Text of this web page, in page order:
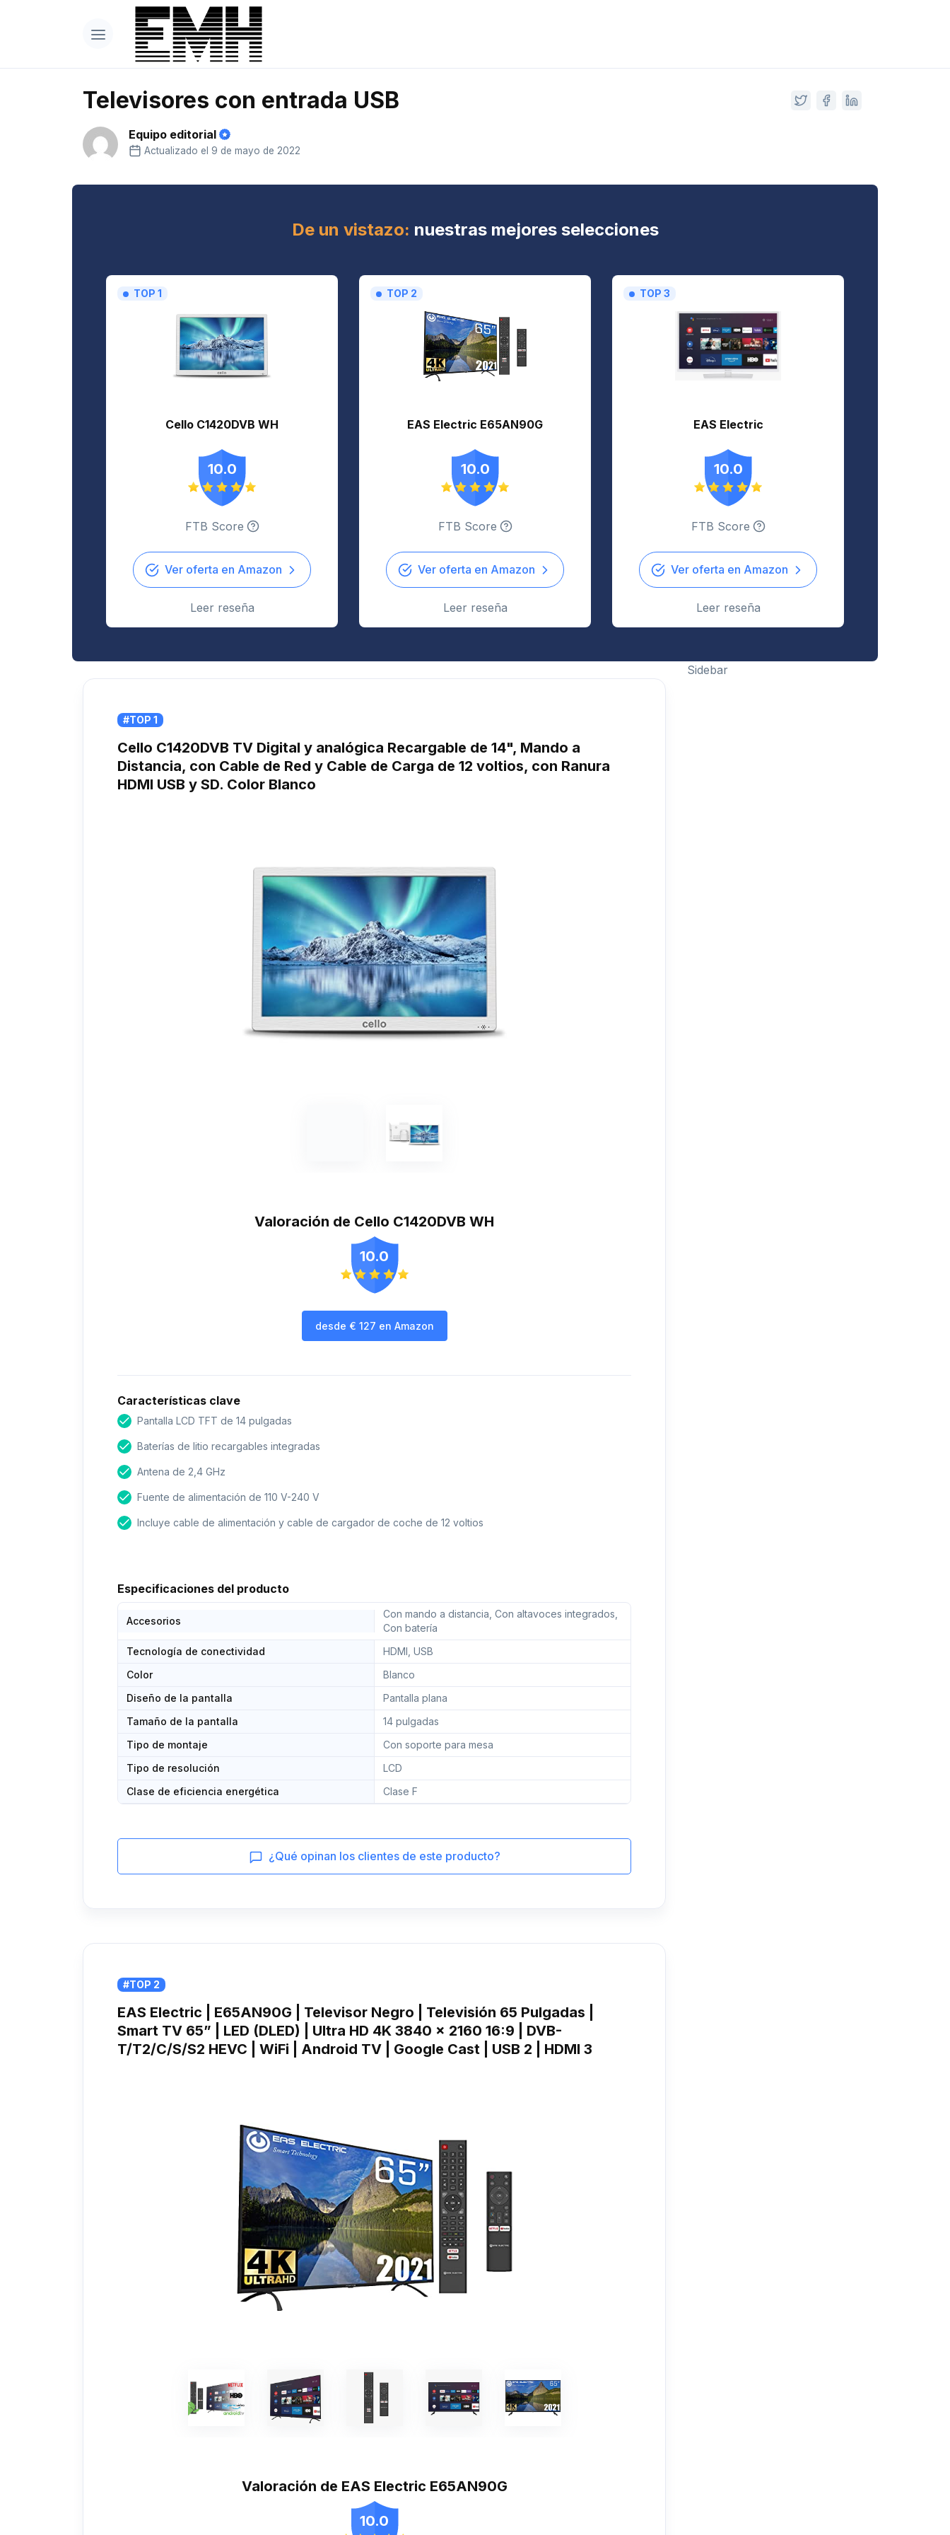
Televisores con entrada USB
Equipo editorial
Actualizado el 9 de mayo de 2022
De un vistazo: nuestras mejores selecciones
TOP 1
Cello C1420DVB WH
10.0
FTB Score
Ver oferta en Amazon
Leer reseña
TOP 2
EAS Electric E65AN90G
10.0
FTB Score
Ver oferta en Amazon
Leer reseña
TOP 3
EAS Electric
10.0
FTB Score
Ver oferta en Amazon
Leer reseña
#TOP 1
Cello C1420DVB TV Digital y analógica Recargable de 14", Mando a
Distancia, con Cable de Red y Cable de Carga de 12 voltios, con Ranura
HDMI USB y SD. Color Blanco
Valoración de Cello C1420DVB WH
10.0
desde € 127 en Amazon
Características clave
Pantalla LCD TFT de 14 pulgadas
Baterías de litio recargables integradas
Antena de 2,4 GHz
Fuente de alimentación de 110 V-240 V
Incluye cable de alimentación y cable de cargador de coche de 12 voltios
Especificaciones del producto
Accesorios
Con mando a distancia, Con altavoces integrados,
Con batería
Tecnología de conectividad
HDMI, USB
Color
Blanco
Diseño de la pantalla
Pantalla plana
Tamaño de la pantalla
14 pulgadas
Tipo de montaje
Con soporte para mesa
Tipo de resolución
LCD
Clase de eficiencia energética
Clase F
¿Qué opinan los clientes de este producto?
#TOP 2
EAS Electric | E65AN90G | Televisor Negro | Televisión 65 Pulgadas |
Smart TV 65” | LED (DLED) | Ultra HD 4K 3840 x 2160 16:9 | DVB-
T/T2/C/S/S2 HEVC | WiFi | Android TV | Google Cast | USB 2 | HDMI 3
Valoración de EAS Electric E65AN90G
10.0
Sidebar